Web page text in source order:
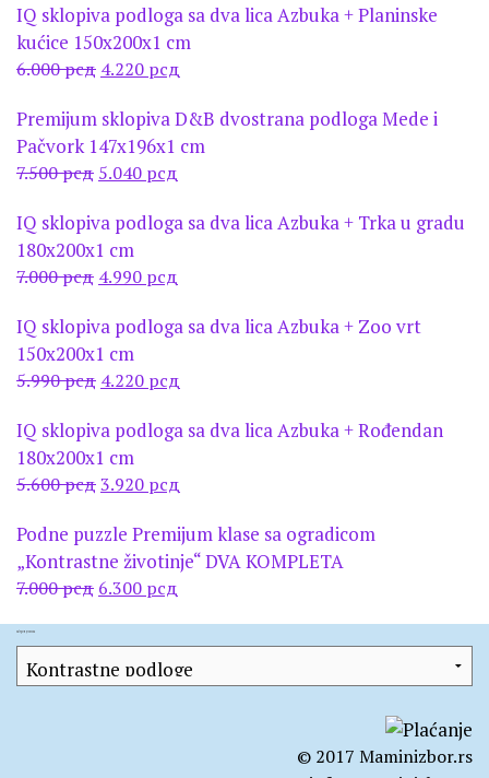
је
била:
5.990 рсд.
је:
4.220 рсд.
IQ sklopiva podloga sa dva lica Azbuka + Planinske
kućice 150x200x1 cm
6.000рсд Оригинална
је
била:
6.000 рсд.
4.220 рсд
је:
4.220 рсд.
Premijum sklopiva D&B dvostrana podloga Mede i
Pačvork 147x196x1 cm
7.500рсд Оригинална
је
била:
7.500 рсд.
5.040 рсд
је:
IQ sklopiva podloga sa dva lica Azbuka + Trka u gradu
180x200x1 cm
7.000рсд Оригинална
је
била:
7.000 рсд.
4.990 рсд
је:
IQ sklopiva podloga sa dva lica Azbuka + Zoo vrt
150x200x1 cm
5.990рсд Оригинална
је
била:
5.990 рсд.
4.220 рсд
је:
IQ sklopiva podloga sa dva lica Azbuka + Rođendan
180x200x1 cm
5.600рсдОригинална
је
била:
5.600 рсд.
3.920 рсд
је:
3.920 рсд.
Podne puzzle Premijum klase sa ogradicom
„Kontrastne životinje“ DVA KOMPLETA
7.000рсд Оригинална
је
била:
6.300 рсд
је:
6.300 рсд.
Kategorije proizvoda
© 2017 Maminizbor.rs